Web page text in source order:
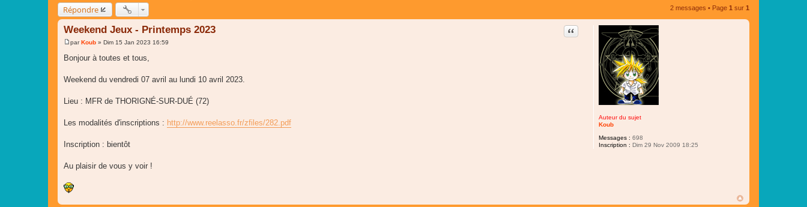
Répondre 2 messages • Page 1 sur 1
Auteur du sujet
Koub
Messages : 698
Inscription : Dim 29 Nov 2009 18:25
Weekend Jeux - Printemps 2023 Citer
M
s
a
g
parKoub » Dim 15 Jan 2023 16:59
Bonjour à toutes et tous,
Weekend du vendredi 07 avril au lundi 10 avril 2023.
Lieu : MFR de THORIGNÉ-SUR-DUÉ (72)
Les modalités d'inscriptions : http://www.reelasso.fr/zfiles/282.pdf
Inscription : bientôt
Au plaisir de vous y voir !